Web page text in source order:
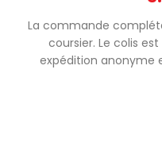
La commande
coursier. Le colis
expédition anonyme